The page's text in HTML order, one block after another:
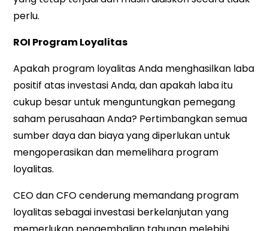
perlu.
ROI Program Loyalitas
Apakah program loyalitas Anda menghasilkan laba
positif atas investasi Anda, dan apakah laba itu
cukup besar untuk menguntungkan pemegang
saham perusahaan Anda? Pertimbangkan semua
sumber daya dan biaya yang diperlukan untuk
mengoperasikan dan memelihara program
loyalitas.
CEO dan CFO cenderung memandang program
loyalitas sebagai investasi berkelanjutan yang